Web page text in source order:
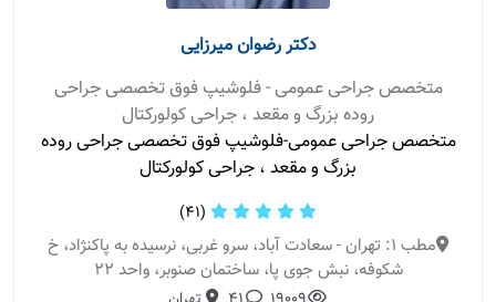
دکتر رضوان میرزایی
متخصص جراحی عمومی - فلوشیپ فوق تخصصی جراحی
روده بزرگ و مقعد ، جراحی کولورکتال
متخصص جراحی عمومی-فلوشیپ فوق تخصصی جراحی روده
بزرگ و مقعد ، جراحی کولورکتال
(41)
مطب 1: تهران - سعادت آباد، سرو غربی، نرسیده به پاکنژاد، خ
شکوفه، نبش جوی پا، ساختمان صنوبر، واحد ۲۲